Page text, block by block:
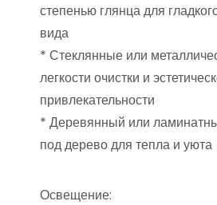
степенью глянца для
вида
* Стеклянные или
легкости очистки и
привлекательности
* Деревянный или
под дерево для тепла и уюта
Освещение: